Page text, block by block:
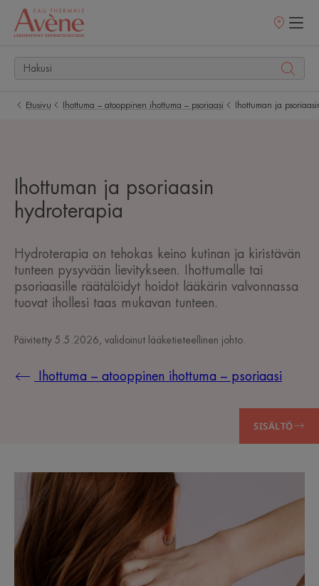
Myyntipisteet
Etusivu Ihottuma – atooppinen ihottuma – psoriaasi Ihottuman ja
Ihottuman ja psoriaasin
hydroterapia
Hydroterapia on tehokas keino kutinan ja kiristävän
tunteen pysyvään lievitykseen. Ihottumalle tai
psoriaasille räätälöidyt hoidot lääkärin valvonnassa
tuovat ihollesi taas mukavan tunteen.
Päivitetty 5.5.2026 , validoinut lääketieteellinen johto
Ihottuma – atooppinen ihottuma – psoriaasi
SISÄLTÖ